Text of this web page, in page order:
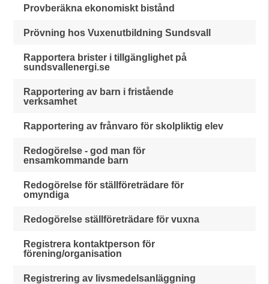
Provberäkna ekonomiskt bistånd
Prövning hos Vuxenutbildning Sundsvall
Rapportera brister i tillgänglighet på
sundsvallenergi.se
Rapportering av barn i fristående
verksamhet
Rapportering av frånvaro för skolpliktig elev
Redogörelse - god man för
ensamkommande barn
Redogörelse för ställföreträdare för
omyndiga
Redogörelse ställföreträdare för vuxna
Registrera kontaktperson för
förening/organisation
Registrering av livsmedelsanläggning